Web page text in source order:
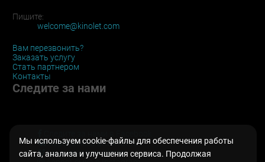
Пишите:
welcome@kinolet.com
Вам перезвонить?
Заказать услугу
Стать партнером
Контакты
Следите за нами
Аэросъемка вКонтакте
Наш канал на Vimeo
Мы используем cookie-файлы для обеспечения работы
сайта, анализа и улучшения сервиса. Продолжая